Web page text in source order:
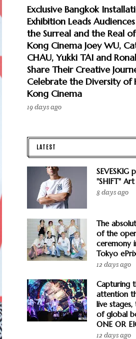
Exclusive Bangkok
Exhibition Leads
the Surreal and the Real
Kong Cinema Joey WU,
CHAU, Yukki TAI and
Share Their Creative
Celebrate the Diversity of
Kong Cinema
19 days ago
LATEST
SEVESKIG
"SHIFT"
8 days ago
The
of the
ceremony
Tokyo
12 days ago
Capturing
attention
live
of global
ONE OR
12 days ago